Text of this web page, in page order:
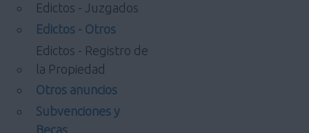
Edictos - Juzgados
Edictos - Otros
Edictos - Registro de
la Propiedad
Otros anuncios
Subvenciones y
Becas